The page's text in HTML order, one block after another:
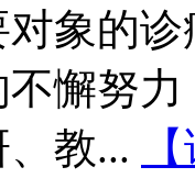
象的
懈努
教...